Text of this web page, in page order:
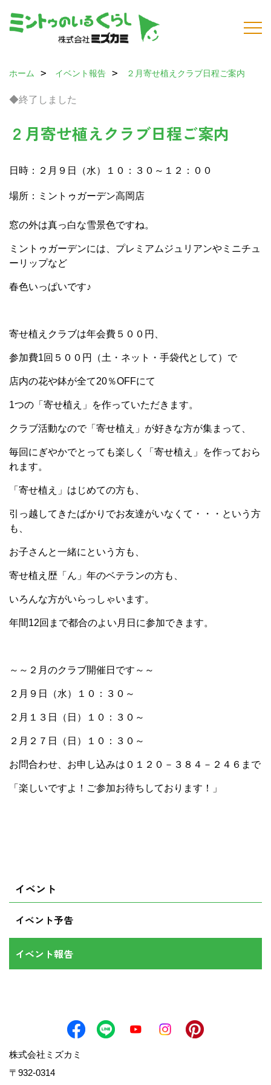
ホーム イベント報告 ２月寄せ植えクラブ日程ご案内
◆終了しました
２月寄せ植えクラブ日程ご案内
日時：２月９日（水）１０：３０～１２：００
場所：ミントゥガーデン高岡店
窓の外は真っ白な雪景色ですね。
ミントゥガーデンには、プレミアムジュリアンやミニチュ
ーリップなど
春色いっぱいです♪
寄せ植えクラブは年会費５００円、
参加費1回５００円（土・ネット・手袋代として）で
店内の花や鉢が全て20％OFFにて
1つの「寄せ植え」を作っていただきます。
クラブ活動なので「寄せ植え」が好きな方が集まって、
毎回にぎやかでとっても楽しく「寄せ植え」を作っておら
れます。
「寄せ植え」はじめての方も、
引っ越してきたばかりでお友達がいなくて・・・という方
も、
お子さんと一緒にという方も、
寄せ植え歴「ん」年のベテランの方も、
いろんな方がいらっしゃいます。
年間12回まで都合のよい月日に参加できます。
～～２月のクラブ開催日です～～
２月９日（水）１０：３０～
２月１３日（日）１０：３０～
２月２７日（日）１０：３０～
お問合わせ、お申し込みは０１２０－３８４－２４６まで
「楽しいですよ！ご参加お待ちしております！」
イベント
イベント予告
イベント報告
株式会社ミズカミ
〒932-0314